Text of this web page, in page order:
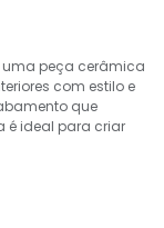
uma peça cerâmica
com estilo e
que
é ideal para criar